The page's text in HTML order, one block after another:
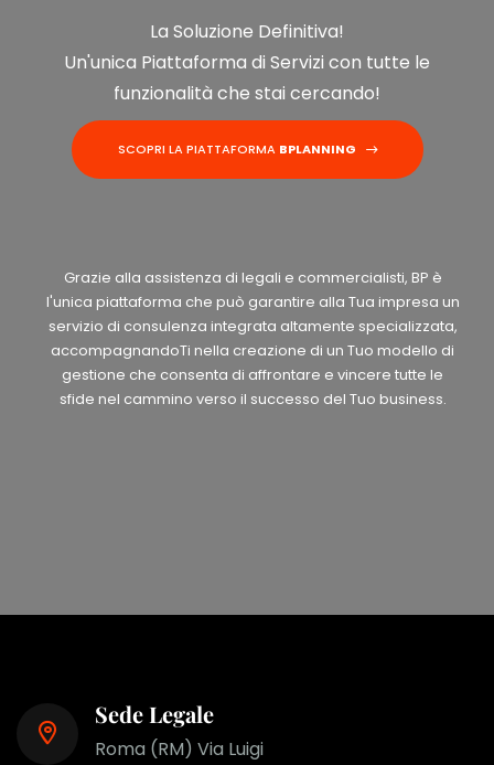
La Soluzione Definitiva!
Un'unica Piattaforma di Servizi con tutte le
funzionalità che stai cercando!
Grazie alla assistenza di legali e commercialisti, BP è
l'unica piattaforma che può garantire alla Tua impresa un
servizio di consulenza integrata altamente specializzata,
accompagnandoTi nella creazione di un Tuo modello di
gestione che consenta di affrontare e vincere tutte le
sfide nel cammino verso il successo del Tuo business.
SCOPRI LA PIATTAFORMA BPLANNING
Sede Legale
Roma (RM) Via Luigi